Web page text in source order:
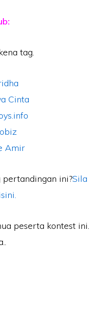
tag.
Cinta
Amir
ini?Sila
peserta kontest ini.